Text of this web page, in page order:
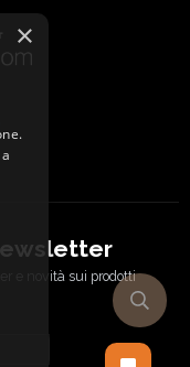
e novità sui prodotti
×